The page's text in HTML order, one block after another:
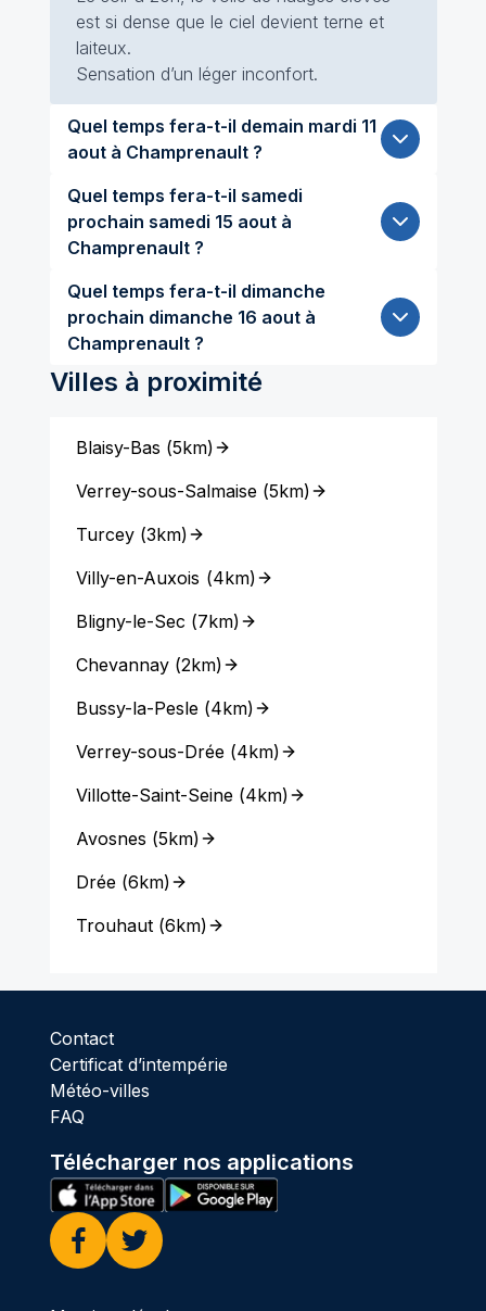
est si dense que le ciel devient terne et
laiteux.
Sensation d’un léger inconfort.
Quel temps fera-t-il demain mardi 11
aout à Champrenault ?
Quel temps fera-t-il samedi
prochain samedi 15 aout à
Champrenault ?
Quel temps fera-t-il dimanche
prochain dimanche 16 aout à
Champrenault ?
Villes à proximité
Blaisy-Bas (5km)
Verrey-sous-Salmaise(5km)
Turcey(3km)
Villy-en-Auxois (4km)
Bligny-le-Sec (7km)
Chevannay(2km)
Bussy-la-Pesle(4km)
Verrey-sous-Drée(4km)
Villotte-Saint-Seine(4km)
Avosnes (5km)
Drée(6km)
Trouhaut(6km)
Contact
Certificat d’intempérie
Météo-villes
FAQ
Télécharger nos applications
Facebook
Twitter